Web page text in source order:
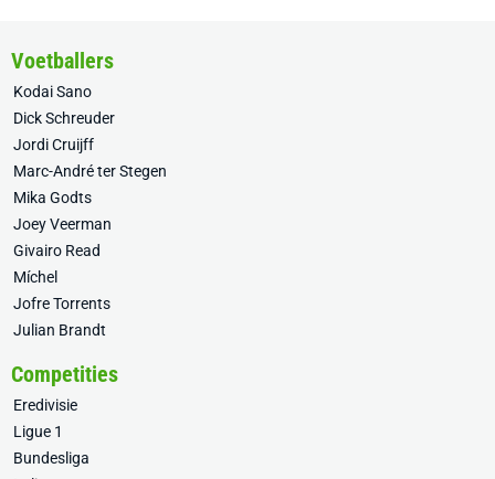
Voetballers
Kodai Sano
Dick Schreuder
Jordi Cruijff
Marc-André ter Stegen
Mika Godts
Joey Veerman
Givairo Read
Míchel
Jofre Torrents
Julian Brandt
Competities
Eredivisie
Ligue 1
Bundesliga